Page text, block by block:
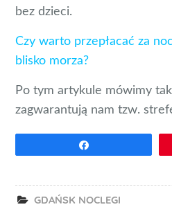
bez dzieci.
Czy warto przepłacać za
blisko morza?
Po tym artykule mówimy
zagwarantują nam tzw.
GDAŃSK NOCLEGI